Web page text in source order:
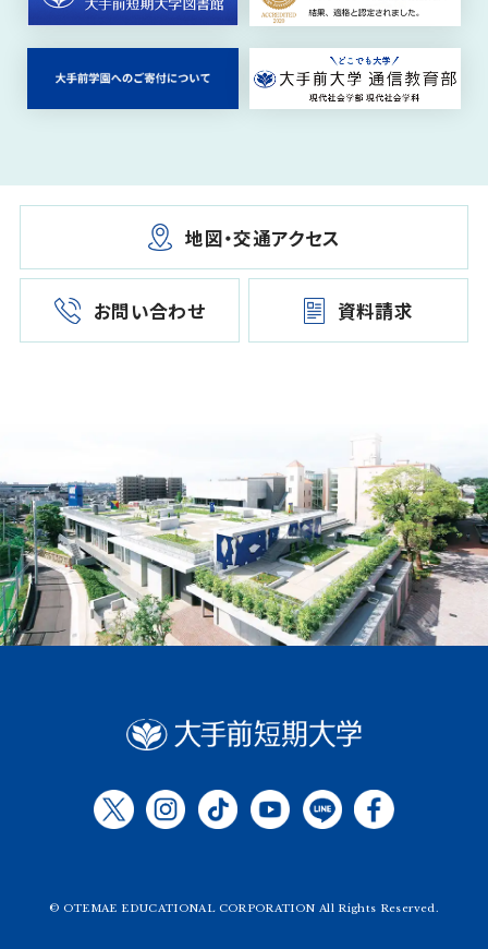
地図・交通アクセス
お問い合わせ 資料請求
© OTEMAE EDUCATIONAL CORPORATION All Rights Reserved.